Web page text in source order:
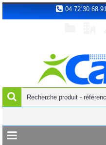
04 72 30 68 91